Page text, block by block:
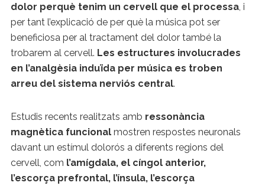
dolor perquè tenim un cervell que el processa, i
per tant l’explicació de per què la música pot ser
beneficiosa per al tractament del dolor també la
trobarem al cervell. Les estructures involucrades
en l’analgèsia induïda per música es troben
arreu del sistema nerviós central.
Estudis recents realitzats amb ressonància
magnètica funcionalmostren respostes neuronals
davant un estímul dolorós a diferents regions del
cervell, com l’amígdala, el cíngol anterior,
l’escorça prefrontal, l’ínsula, l’escorça